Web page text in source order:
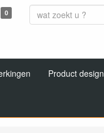
0
Product design